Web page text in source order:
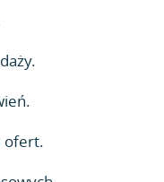
ofert.